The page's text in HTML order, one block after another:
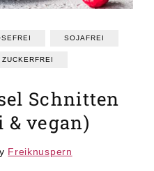
SOJAFREI
ZUCKERFREI
Schnitten
vegan)
Freiknuspern